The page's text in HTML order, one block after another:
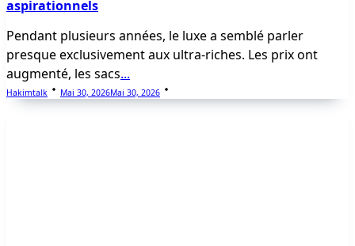
aspirationnels
Pendant plusieurs années, le luxe a semblé parler
presque exclusivement aux ultra-riches. Les prix ont
augmenté, les sacs...
Hakimtalk Mai 30, 2026Mai 30, 2026